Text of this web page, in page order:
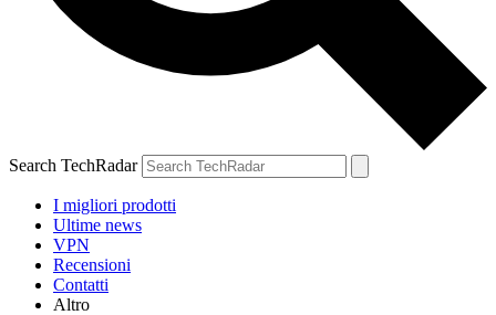
Search TechRadar
I migliori prodotti
Ultime news
VPN
Recensioni
Contatti
Altro